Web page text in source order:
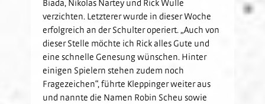
Biada, Nikolas Nartey und Rick Wulle
verzichten. Letzterer wurde in dieser Woche
erfolgreich an der Schulter operiert. „Auch von
dieser Stelle möchte ich Rick alles Gute und
eine schnelle Genesung wünschen. Hinter
einigen Spielern stehen zudem noch
Fragezeichen“, führte Kleppinger weiter aus
und nannte die Namen Robin Scheu sowie